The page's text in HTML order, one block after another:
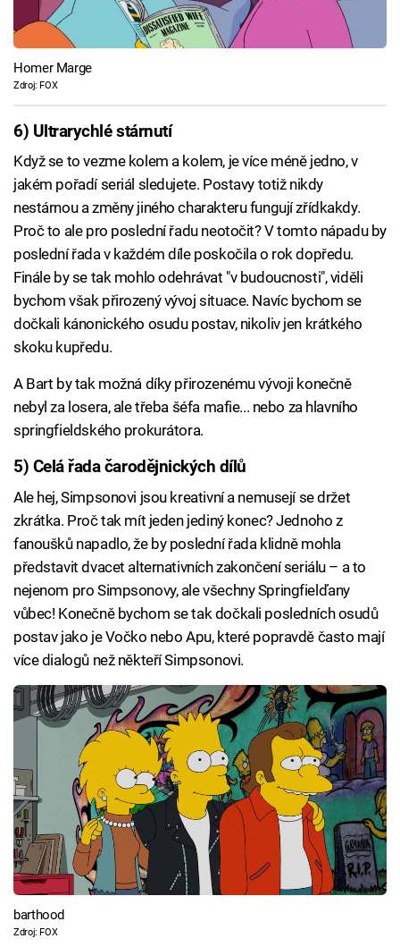
Homer Marge
Zdroj: FOX
6) Ultrarychlé stárnutí
Když se to vezme kolem a kolem, je více méně jedno, v
jakém pořadí seriál sledujete. Postavy totiž nikdy
nestárnou a změny jiného charakteru fungují zřídkakdy.
Proč to ale pro poslední řadu neotočit? V tomto nápadu by
poslední řada v každém díle poskočila o rok dopředu.
Finále by se tak mohlo odehrávat "v budoucnosti", viděli
bychom však přirozený vývoj situace. Navíc bychom se
dočkali kánonického osudu postav, nikoliv jen krátkého
skoku kupředu.
A Bart by tak možná díky přirozenému vývoji konečně
nebyl za losera, ale třeba šéfa mafie... nebo za hlavního
springfieldského prokurátora.
5) Celá řada čarodějnických dílů
Ale hej, Simpsonovi jsou kreativní a nemusejí se držet
zkrátka. Proč tak mít jeden jediný konec? Jednoho z
fanoušků napadlo, že by poslední řada klidně mohla
představit dvacet alternativních zakončení seriálu – a to
nejenom pro Simpsonovy, ale všechny Springfielďany
vůbec! Konečně bychom se tak dočkali posledních osudů
postav jako je Vočko nebo Apu, které popravdě často mají
více dialogů než někteří Simpsonovi.
barthood
Zdroj: FOX